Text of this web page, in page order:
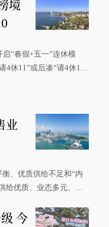
境
“春假+五一”连休模
4休11”或后凑“请4休1
业
、优质供给不足和“内
给优质、业态多元、智
今